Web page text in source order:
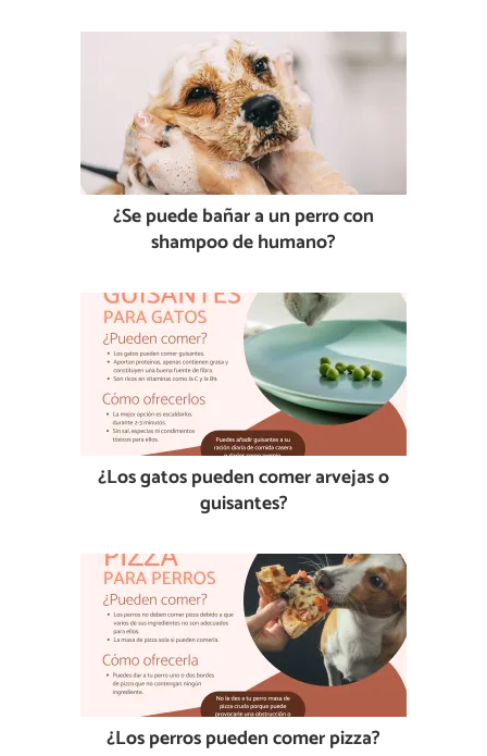
¿Se puede bañar a un perro con
shampoo de humano?
¿Los gatos pueden comer arvejas o
guisantes?
¿Los perros pueden comer pizza?